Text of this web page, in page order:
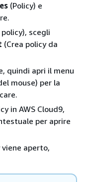
(Policy) e
scegli
(Crea policy da
quindi apri il menu
mouse) per la
in AWS Cloud9,
per aprire
aperto,